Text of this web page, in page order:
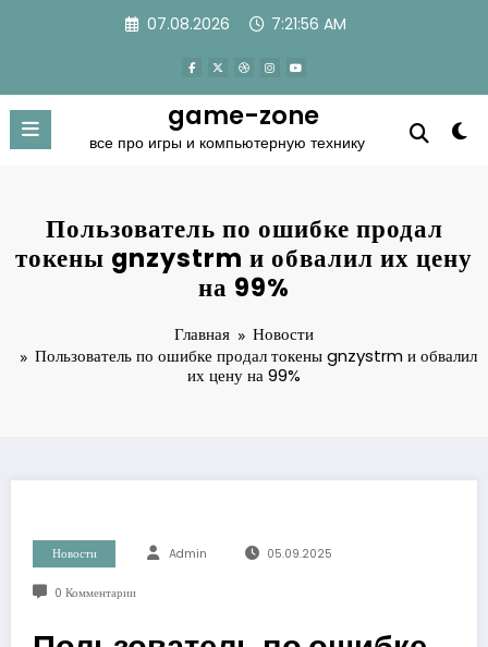
07.08.2026 7:21:56 AM
game-zone
все про игры и компьютерную технику
Пользователь по ошибке продал
токены gnzystrm и обвалил их цену
на 99%
Главная
Новости
Пользователь по ошибке продал токены gnzystrm и обвалил
их цену на 99%
Новости Admin 05.09.2025
0 Комментарии